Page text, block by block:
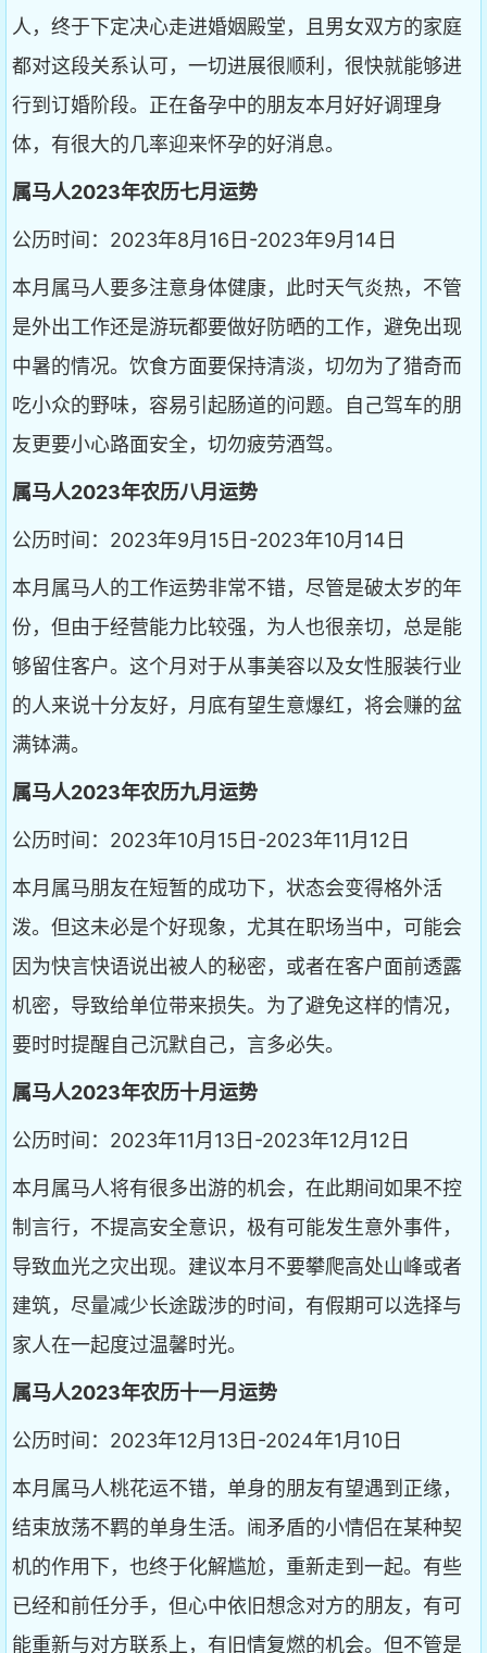
人，终于下定决心走进婚姻殿堂，且男女双方的家庭
都对这段关系认可，一切进展很顺利，很快就能够进
行到订婚阶段。正在备孕中的朋友本月好好调理身
体，有很大的几率迎来怀孕的好消息。
属马人2023年农历七月运势
公历时间：2023年8月16日-2023年9月14日
本月属马人要多注意身体健康，此时天气炎热，不管
是外出工作还是游玩都要做好防晒的工作，避免出现
中暑的情况。饮食方面要保持清淡，切勿为了猎奇而
吃小众的野味，容易引起肠道的问题。自己驾车的朋
友更要小心路面安全，切勿疲劳酒驾。
属马人2023年农历八月运势
公历时间：2023年9月15日-2023年10月14日
本月属马人的工作运势非常不错，尽管是破太岁的年
份，但由于经营能力比较强，为人也很亲切，总是能
够留住客户。这个月对于从事美容以及女性服装行业
的人来说十分友好，月底有望生意爆红，将会赚的盆
满钵满。
属马人2023年农历九月运势
公历时间：2023年10月15日-2023年11月12日
本月属马朋友在短暂的成功下，状态会变得格外活
泼。但这未必是个好现象，尤其在职场当中，可能会
因为快言快语说出被人的秘密，或者在客户面前透露
机密，导致给单位带来损失。为了避免这样的情况，
要时时提醒自己沉默自己，言多必失。
属马人2023年农历十月运势
公历时间：2023年11月13日-2023年12月12日
本月属马人将有很多出游的机会，在此期间如果不控
制言行，不提高安全意识，极有可能发生意外事件，
导致血光之灾出现。建议本月不要攀爬高处山峰或者
建筑，尽量减少长途跋涉的时间，有假期可以选择与
家人在一起度过温馨时光。
属马人2023年农历十一月运势
公历时间：2023年12月13日-2024年1月10日
本月属马人桃花运不错，单身的朋友有望遇到正缘，
结束放荡不羁的单身生活。闹矛盾的小情侣在某种契
机的作用下，也终于化解尴尬，重新走到一起。有些
已经和前任分手，但心中依旧想念对方的朋友，有可
能重新与对方联系上，有旧情复燃的机会。但不管是